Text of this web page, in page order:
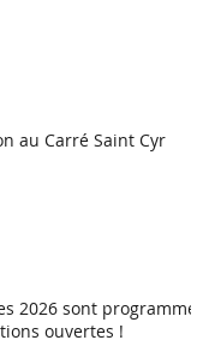
au Carré Saint Cyr
2026 sont programmés
ouvertes !